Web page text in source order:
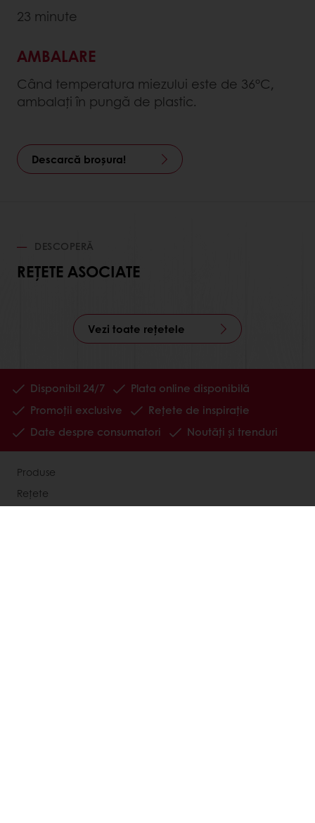
23 minute
AMBALARE
Când temperatura miezului este de 36°C,
ambalați în pungă de plastic.
Descarcă broșura!
DESCOPERĂ
REȚETE ASOCIATE
Vezi toate rețetele
Disponibil 24/7
Plata online disponibilă
Promoții exclusive
Rețete de inspirație
Date despre consumatori
Noutăți și trenduri
Produse
Rețete